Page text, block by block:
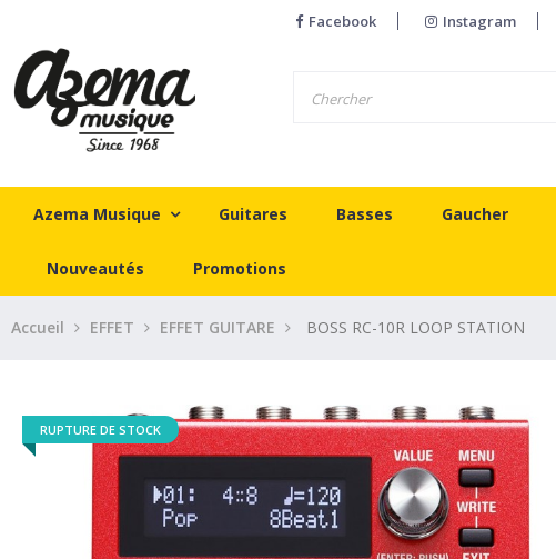
Facebook Instagram
Azema Musique Guitares Basses Gaucher
Nouveautés Promotions
Accueil EFFET EFFET GUITARE BOSS RC-10R LOOP STATION
RUPTURE DE STOCK